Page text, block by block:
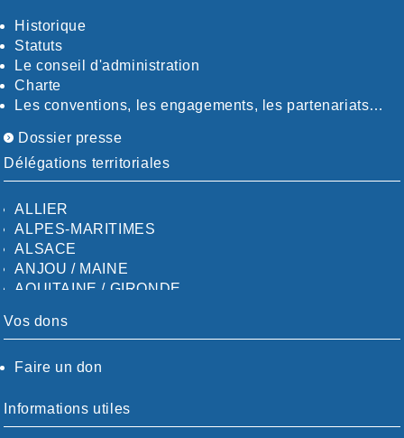
LOT
LOT-ET-GARONNE
MANCHE
MARNE
MEURTHE-ET-MOSELLE
MOSELLE
NIÈVRE/YONNE
NORD
OISE
ORLÉANAIS
PARIS / PETITE-COURONNE
PAS DE CALAIS
PYRÉNÉES-ORIENTALES
RÉUNION (ILE DE LA)
SAINT-MALO
SAVOIE / HAUTE-SAVOIE
Historique
Statuts
Le conseil d'administration
Charte
Les conventions, les engagements, les partenariats…
Dossier presse
Délégations territoriales
ALLIER
ALPES-MARITIMES
ALSACE
ANJOU / MAINE
AQUITAINE / GIRONDE
AUDE
CALVADOS-ORNE
CHARENTE-MARITIME
CÖTE-D'OR
Vos dons
Faire un don
Informations utiles